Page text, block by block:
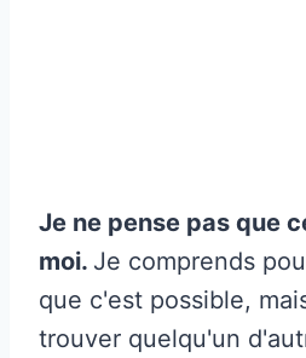
Je ne pense pas que
moi. Je comprends
que c'est possible,
trouver quelqu'un